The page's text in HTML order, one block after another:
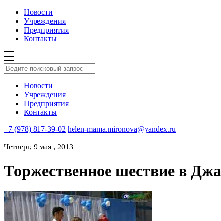
Новости
Учреждения
Предприятия
Контакты
Новости
Учреждения
Предприятия
Контакты
+7 (978) 817-39-02 helen-mama.mironova@yandex.ru
Четверг, 9 мая , 2013
Торжественное шествие в